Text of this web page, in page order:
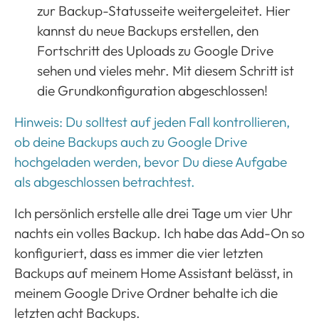
zur Backup-Statusseite weitergeleitet. Hier
kannst du neue Backups erstellen, den
Fortschritt des Uploads zu Google Drive
sehen und vieles mehr. Mit diesem Schritt ist
die Grundkonfiguration abgeschlossen!
Hinweis: Du solltest auf jeden Fall kontrollieren,
ob deine Backups auch zu Google Drive
hochgeladen werden, bevor Du diese Aufgabe
als abgeschlossen betrachtest.
Ich persönlich erstelle alle drei Tage um vier Uhr
nachts ein volles Backup. Ich habe das Add-On so
konfiguriert, dass es immer die vier letzten
Backups auf meinem Home Assistant belässt, in
meinem Google Drive Ordner behalte ich die
letzten acht Backups.